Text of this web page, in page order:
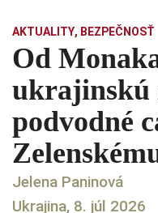
AKTUALITY, BEZPEČNOSŤ
Od
ukrajinskú
podvodné
Jelena Paninová
Ukrajina, 8. júl 2026